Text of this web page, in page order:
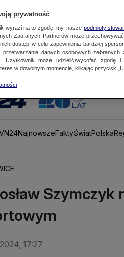
NajnowszeFaktyŚwiatPolska
17:27
prywatność
wyrazi na to zgodę, my, nasze podmioty
Zaufanych Partnerów może
dostęp w celu zapewnienia bardziej
danych osobowych zebranych
Użytkownik może udzielić/wycofać zgodę
w dowolnym momencie, klikając przycisk